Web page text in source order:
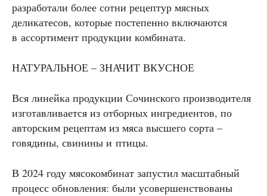
разработали более сотни рецептур мясных
деликатесов, которые постепенно включаются
в ассортимент продукции комбината.
НАТУРАЛЬНОЕ – ЗНАЧИТ ВКУСНОЕ
Вся линейка продукции Сочинского производителя
изготавливается из отборных ингредиентов, по
авторским рецептам из мяса высшего сорта –
говядины, свинины и птицы.
В 2024 году мясокомбинат запустил масштабный
процесс обновления: были усовершенствованы